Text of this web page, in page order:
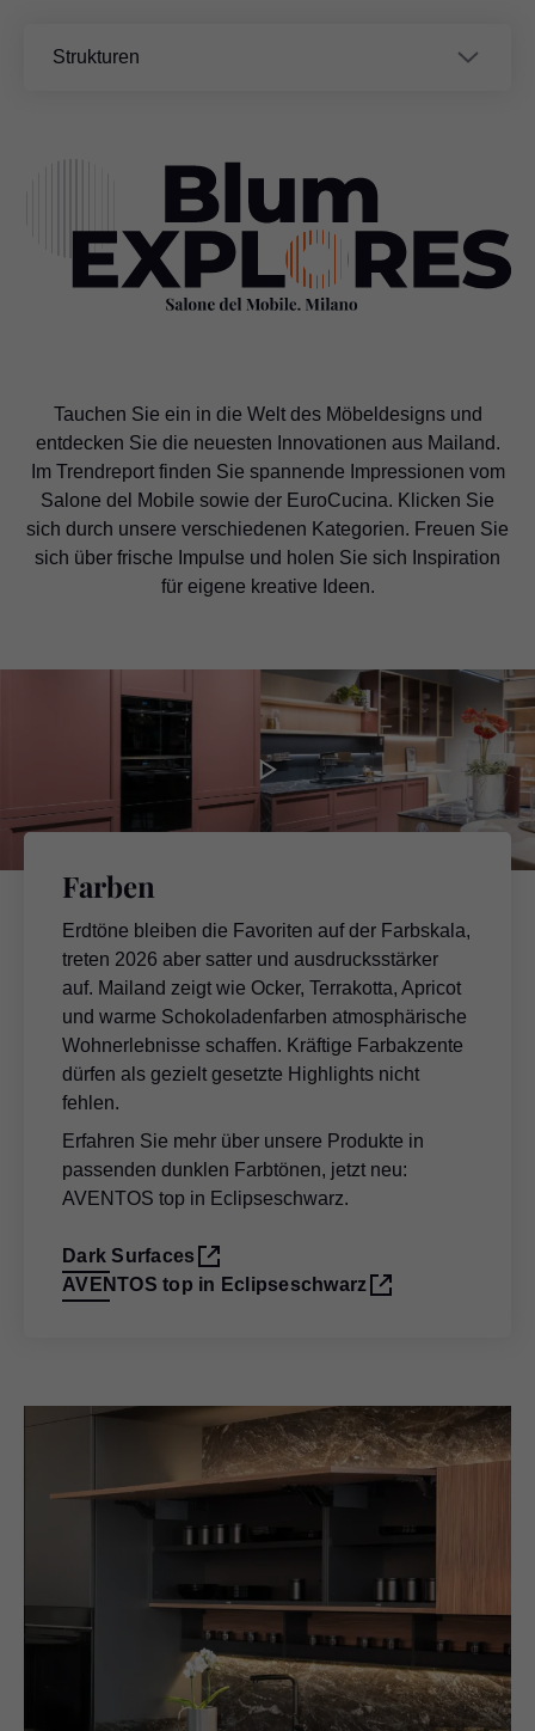
einzigartige Strukturen.
Strukturen
Tauchen Sie ein in die Welt des Möbeldesigns und
entdecken Sie die neuesten Innovationen aus Mailand.
Im Trendreport finden Sie spannende Impressionen vom
Salone del Mobile sowie der EuroCucina. Klicken Sie
sich durch unsere verschiedenen Kategorien. Freuen Sie
sich über frische Impulse und holen Sie sich Inspiration
für eigene kreative Ideen.
Farben
Erdtöne bleiben die Favoriten auf der Farbskala,
treten 2026 aber satter und ausdrucksstärker
auf. Mailand zeigt wie Ocker, Terrakotta, Apricot
und warme Schokoladenfarben atmosphärische
Wohnerlebnisse schaffen. Kräftige Farbakzente
dürfen als gezielt gesetzte Highlights nicht
fehlen.
Erfahren Sie mehr über unsere Produkte in
passenden dunklen Farbtönen, jetzt neu:
AVENTOS top in Eclipse­schwarz.
Dark Surfaces
AVENTOS top in Eclipseschwarz